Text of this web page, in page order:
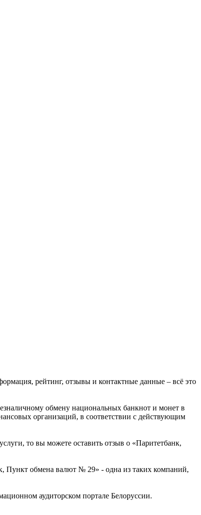
рейтинг, отзывы и контактные данные – всё это
обмену национальных банкнот и монет в
организаций, в соответствии с действующим
то вы можете оставить отзыв о «Паритетбанк,
Пункт обмена валют № 29» - одна из таких компаний,
аудиторском портале Белоруссии.